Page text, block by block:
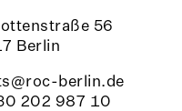
56
Berlin
berlin.de
202 987 10